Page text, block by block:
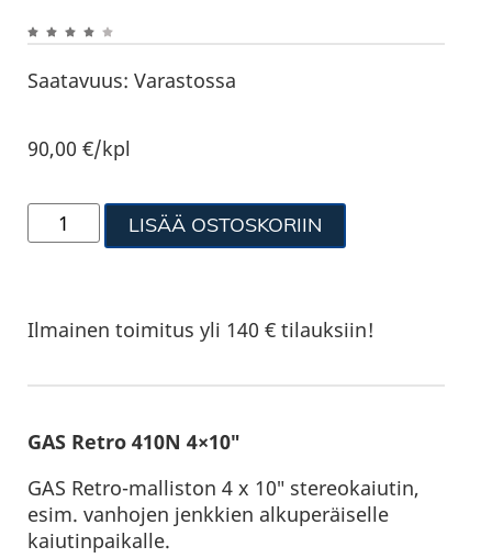
Saatavuus: Varastossa
90,00€/kpl
LISÄÄ OSTOSKORIIN
Ilmainen toimitus yli 140 € tilauksiin!
GAS Retro 410N 4×10″
GAS Retro-malliston 4 x 10″ stereokaiutin,
esim. vanhojen jenkkien alkuperäiselle
kaiutinpaikalle.